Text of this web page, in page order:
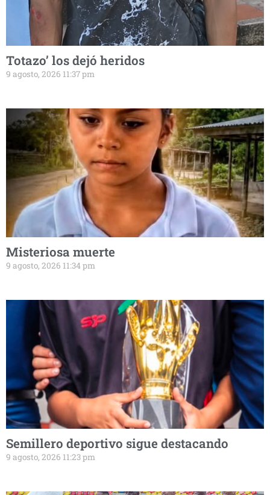
Totazo’ los dejó heridos
9 agosto, 2026 11:37 pm
Misteriosa muerte
9 agosto, 2026 11:34 pm
Semillero deportivo sigue destacando
9 agosto, 2026 11:23 pm